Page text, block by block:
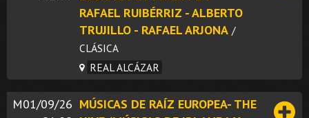
RAFAEL RUIBÉRRIZ - ALBERTO
TRUJILLO - RAFAEL ARJONA /
CLÁSICA
REAL ALCÁZAR
M01/09/26 MÚSICAS DE RAÍZ EUROPEA- THE